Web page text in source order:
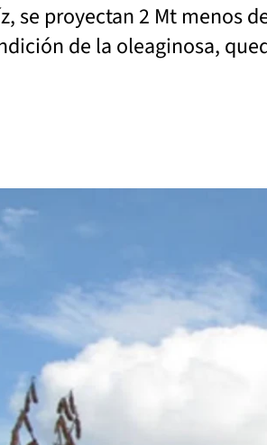
se proyectan 2 Mt menos
de la oleaginosa,